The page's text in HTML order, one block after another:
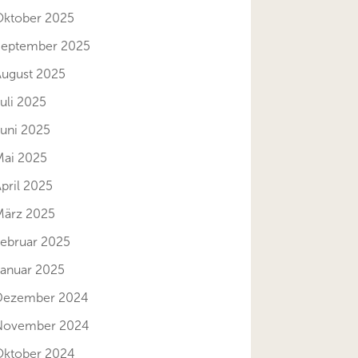
2025
2025
2025
2025
2025
2025
2025
2025
2025
2025
2024
2024
2024